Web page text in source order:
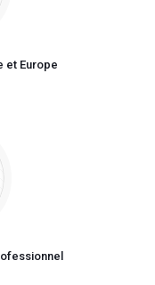
et Europe